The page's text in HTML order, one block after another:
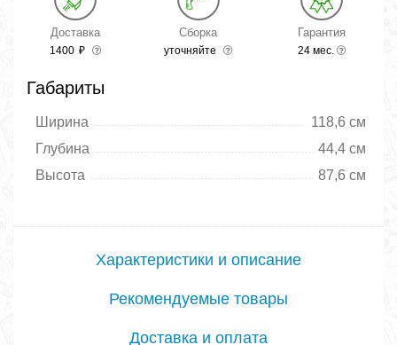
Доставка
1400 ₽
Сборка
уточняйте
Гарантия
24 мес.
Габариты
Ширина
118,6 см
Глубина
44,4 см
Высота
87,6 см
Характеристики и описание
Рекомендуемые товары
Доставка и оплата